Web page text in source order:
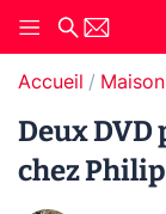
Accueil
Deux
chez